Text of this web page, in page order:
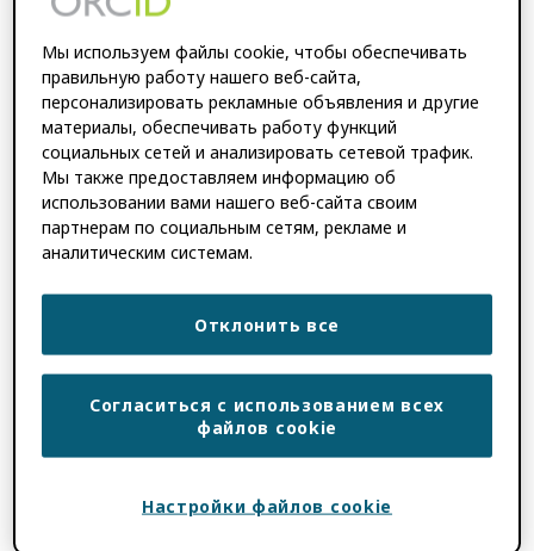
поставщика услуг обеспечивает простую
и достоверную интеграцию в локальные
рабочие процессы и системы и
обеспечивает более единообразный
пользовательский интерфейс для
исследователей, когда они сталкиваются с
ORCID, Вы ORCID Поставщик услуг готов
сертифицировать? Узнайте, как
здесь:Программа сертификации
2025
Мы используем файлы cookie, чтобы обеспечивать
правильную работу нашего веб-сайта,
персонализировать рекламные объявления и другие
материалы, обеспечивать работу функций
социальных сетей и анализировать сетевой трафик.
Мы также предоставляем информацию об
использовании вами нашего веб-сайта своим
партнерам по социальным сетям, рекламе и
аналитическим системам.
Отклонить все
Согласиться с использованием всех
файлов cookie
Настройки файлов cookie